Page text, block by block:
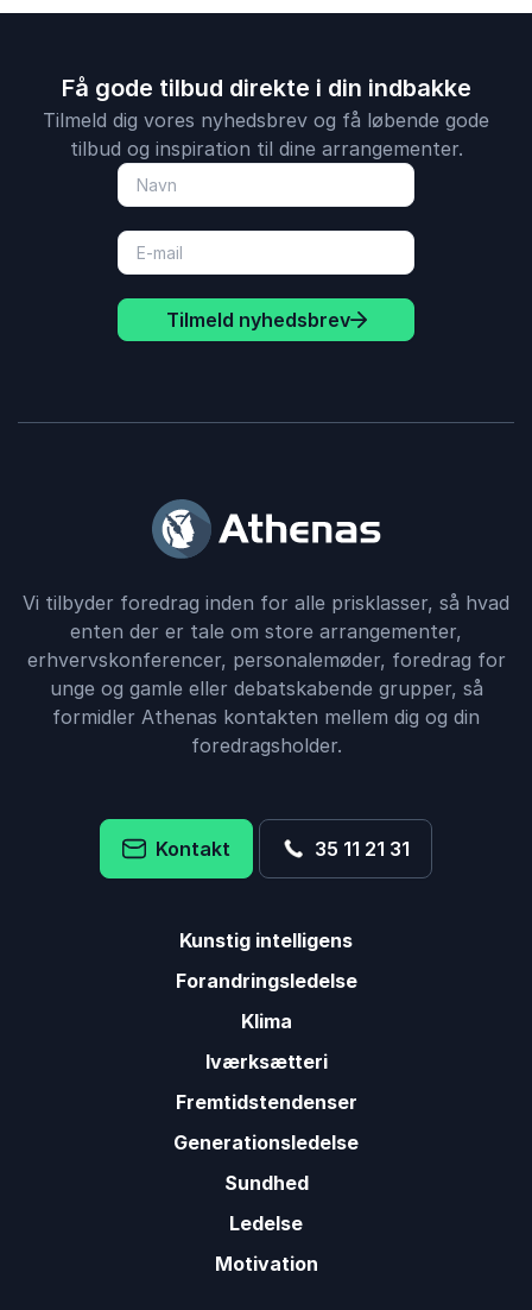
Få gode tilbud direkte i din indbakke
Tilmeld dig vores nyhedsbrev og få løbende gode
tilbud og inspiration til dine arrangementer.
Tilmeld nyhedsbrev
Vi tilbyder foredrag inden for alle prisklasser, så hvad
enten der er tale om store arrangementer,
erhvervskonferencer, personalemøder, foredrag for
unge og gamle eller debatskabende grupper, så
formidler Athenas kontakten mellem dig og din
foredragsholder.
Kontakt 35 11 21 31
Kunstig intelligens
Forandringsledelse
Klima
Iværksætteri
Fremtidstendenser
Generationsledelse
Sundhed
Ledelse
Motivation